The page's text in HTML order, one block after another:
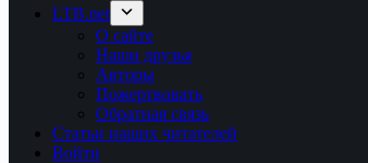
LTB.net
О сайте
Наши друзья
Авторы
Пожертвовать
Обратная связь
Статьи наших читателей
Войти